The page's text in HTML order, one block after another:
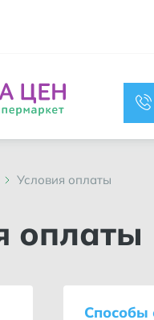
условия оплаты
оплаты
Способы